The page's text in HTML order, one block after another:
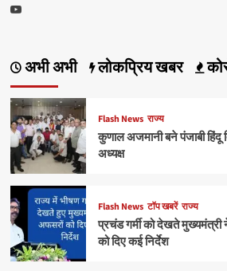
Youtube
अभी अभी लोकप्रिय खबर
Flash News राज्य
कुणाल अजमानी बने पंजाबी हिंदू
अध्यक्ष
Flash News टॉप खबरें राज्य
प्रचंड गर्मी को देखते मुख्यमंत्री
को दिए कई निर्देश